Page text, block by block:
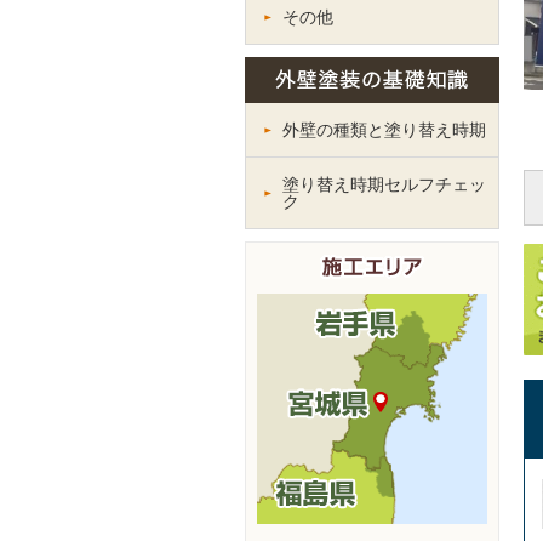
その他
外壁の種類と塗り替え時期
塗り替え時期セルフチェッ
ク